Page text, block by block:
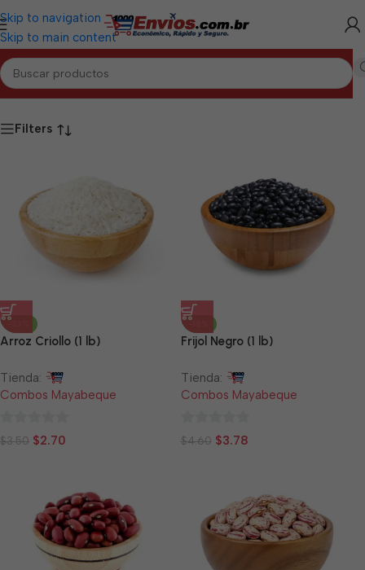
Skip to navigation
Skip to main content
Inicio/Productos etiquetados “Alimentos OW Mayabeque”
Filters
-23%
Arroz Criollo (1 lb)
Tienda:
Combos Mayabeque
0
$3.50 $2.70
-18%
Frijol Negro (1 lb)
Tienda:
Combos Mayabeque
0
$4.60 $3.78